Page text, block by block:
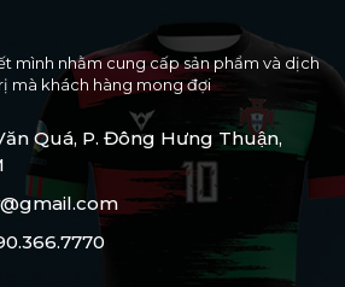
mình nhằm cung cấp sản phẩm và dịch
mà khách hàng mong đợi
Quá, P. Đông Hưng Thuận,